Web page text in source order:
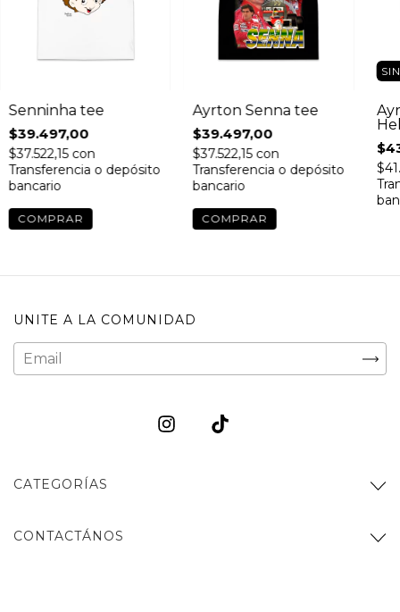
Senninha tee
$39.497,00
$37.522,15 con
Transferencia o depósito
bancario
COMPRAR
Ayrton Senna tee
$39.497,00
$37.522,15 con
Transferencia o depósito
bancario
COMPRAR
UNITE A LA COMUNIDAD
CATEGORÍAS
CONTACTÁNOS